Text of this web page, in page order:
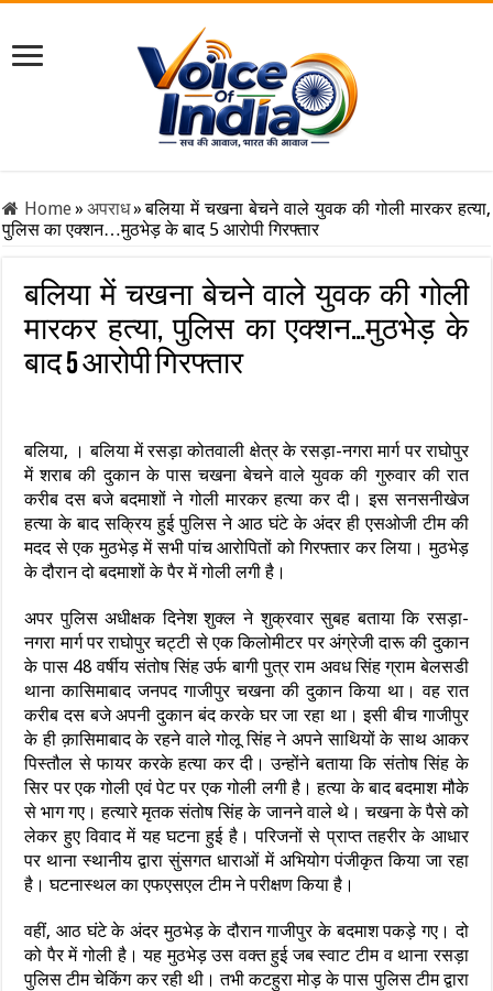
Home» अपराध» बलिया में चखना बेचने वाले युवक की गोली मारकर हत्या,
पुलिस का एक्शन…मुठभेड़ के बाद 5 आरोपी गिरफ्तार
बलिया में चखना बेचने वाले युवक की गोली
मारकर हत्या, पुलिस का एक्शन…मुठभेड़ के
बाद 5 आरोपी गिरफ्तार
बलिया, । बलिया में रसड़ा कोतवाली क्षेत्र के रसड़ा-नगरा मार्ग पर राघोपुर
में शराब की दुकान के पास चखना बेचने वाले युवक की गुरुवार की रात
करीब दस बजे बदमाशों ने गोली मारकर हत्या कर दी। इस सनसनीखेज
हत्या के बाद सक्रिय हुई पुलिस ने आठ घंटे के अंदर ही एसओजी टीम की
मदद से एक मुठभेड़ में सभी पांच आरोपितों को गिरफ्तार कर लिया। मुठभेड़
के दौरान दो बदमाशों के पैर में गोली लगी है।
अपर पुलिस अधीक्षक दिनेश शुक्ल ने शुक्रवार सुबह बताया कि रसड़ा-
नगरा मार्ग पर राघोपुर चट्टी से एक किलोमीटर पर अंग्रेजी दारू की दुकान
के पास 48 वर्षीय संतोष सिंह उर्फ बागी पुत्र राम अवध सिंह ग्राम बेलसडी
थाना कासिमाबाद जनपद गाजीपुर चखना की दुकान किया था। वह रात
करीब दस बजे अपनी दुकान बंद करके घर जा रहा था। इसी बीच गाजीपुर
के ही क़ासिमाबाद के रहने वाले गोलू सिंह ने अपने साथियों के साथ आकर
पिस्तौल से फायर करके हत्या कर दी। उन्होंने बताया कि संतोष सिंह के
सिर पर एक गोली एवं पेट पर एक गोली लगी है। हत्या के बाद बदमाश मौके
से भाग गए। हत्यारे मृतक संतोष सिंह के जानने वाले थे। चखना के पैसे को
लेकर हुए विवाद में यह घटना हुई है। परिजनों से प्राप्त तहरीर के आधार
पर थाना स्थानीय द्वारा सुंसगत धाराओं में अभियोग पंजीकृत किया जा रहा
है। घटनास्थल का एफएसएल टीम ने परीक्षण किया है।
वहीं, आठ घंटे के अंदर मुठभेड़ के दौरान गाजीपुर के बदमाश पकड़े गए। दो
को पैर में गोली है। यह मुठभेड़ उस वक्त हुई जब स्वाट टीम व थाना रसड़ा
पुलिस टीम चेकिंग कर रही थी। तभी कटहुरा मोड़ के पास पुलिस टीम द्वारा